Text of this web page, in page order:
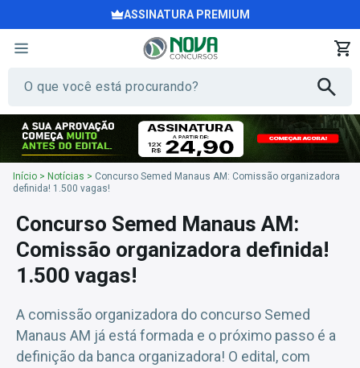
ASSINATURA PREMIUM
Início > Notícias > Concurso Semed Manaus AM: Comissão organizadora
definida! 1.500 vagas!
Concurso Semed Manaus AM:
Comissão organizadora definida!
1.500 vagas!
A comissão organizadora do concurso Semed
Manaus AM já está formada e o próximo passo é a
definição da banca organizadora! O edital, com